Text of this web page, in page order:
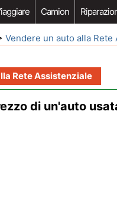
Camion
Vendere un auto alla Rete
Rete Assistenziale
di un'auto